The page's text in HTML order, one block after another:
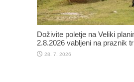
Doživite poletje na Veliki
2.8.2026 vabljeni na praznik
28. 7. 2026